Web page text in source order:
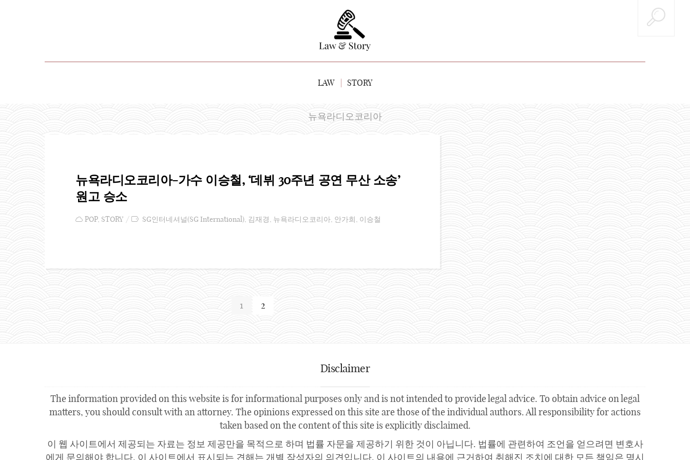
LAW STORY
뉴욕라디오코리아
뉴욕라디오코리아-가수 이승철, ‘데뷔 30주년 공연 무산 소송’
원고 승소
POP, STORY SG인터네셔널(SG International), 김재경, 뉴욕라디오코리아, 안가희, 이승철
1 2
Disclaimer
The information provided on this website is for informational purposes only and is not intended to provide legal advice. To obtain advice on legal
matters, you should consult with an attorney. The opinions expressed on this site are those of the individual authors. All responsibility for actions
taken based on the content of this site is explicitly disclaimed.
이 웹 사이트에서 제공되는 자료는 정보 제공만을 목적으로 하며 법률 자문을 제공하기 위한 것이 아닙니다. 법률에 관련하여 조언을 얻으려면 변호사
에게 문의해야 합니다. 이 사이트에서 표시되는 견해는 개별 작성자의 의견입니다. 이 사이트의 내용에 근거하여 취해진 조치에 대한 모든 책임은 명시